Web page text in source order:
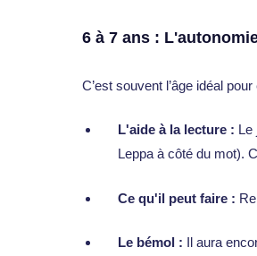
6 à 7 ans :
C’est souvent l’âge idéal
L'aide à la lecture : Le
Leppa à côté du mot).
Ce qu'il peut faire :
Le bémol : Il aura